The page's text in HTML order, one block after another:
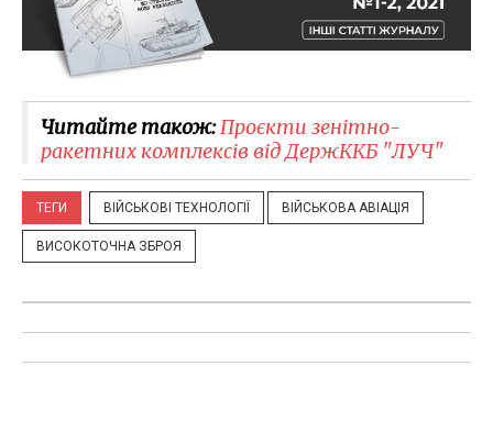
Читайте також:Проєкти зенітно-
ракетних комплексів від ДержККБ "ЛУЧ"
ТЕГИ ВІЙСЬКОВІ ТЕХНОЛОГІЇ ВІЙСЬКОВА АВІАЦІЯ
ВИСОКОТОЧНА ЗБРОЯ